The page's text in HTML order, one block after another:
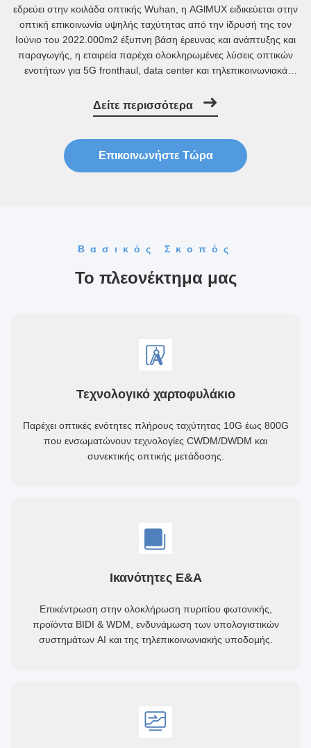
εδρεύει στην κοιλάδα οπτικής Wuhan, η AGlMUX ειδικεύεται στην
οπτική επικοινωνία υψηλής ταχύτητας από την ίδρυσή της τον
Ιούνιο του 2022.000m2 έξυπνη βάση έρευνας και ανάπτυξης και
παραγωγής, η εταιρεία παρέχει ολοκληρωμένες λύσεις οπτικών
ενοτήτων για 5G fronthaul, data center και τηλεπικοινωνιακά
Δείτε περισσότερα
Επικοινωνήστε Τώρα
Βασικός Σκοπός
Το πλεονέκτημα μας
Τεχνολογικό χαρτοφυλάκιο
Παρέχει οπτικές ενότητες πλήρους ταχύτητας 10G έως 800G
που ενσωματώνουν τεχνολογίες CWDM/DWDM και
συνεκτικής οπτικής μετάδοσης.
Ικανότητες Ε&Α
Επικέντρωση στην ολοκλήρωση πυριτίου φωτονικής,
προϊόντα BIDI & WDM, ενδυνάμωση των υπολογιστικών
συστημάτων AI και της τηλεπικοινωνιακής υποδομής.